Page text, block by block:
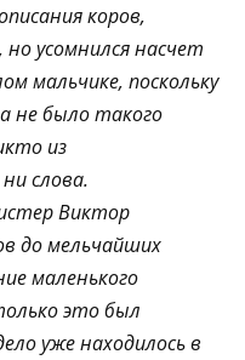
коров,
но усомнился насчет
мальчике, поскольку
не было такого
из
слова.
Виктор
до мельчайших
маленького
это был
уже находилось в